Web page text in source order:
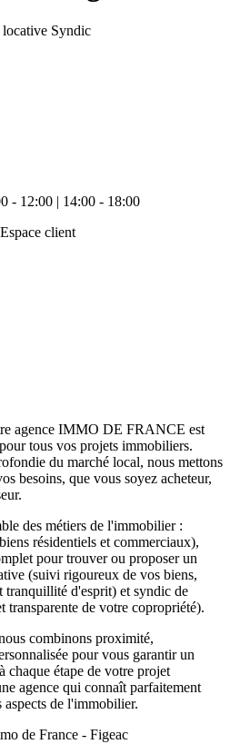
Syndic
- 12:00 | 14:00 - 18:00
Espace client
agence IMMO DE FRANCE est
tous vos projets immobiliers.
du marché local, nous mettons
besoins, que vous soyez acheteur,
des métiers de l'immobilier :
résidentiels et commerciaux),
pour trouver ou proposer un
(suivi rigoureux de vos biens,
tranquillité d'esprit) et syndic de
transparente de votre copropriété).
combinons proximité,
pour vous garantir un
chaque étape de votre projet
agence qui connaît parfaitement
aspects de l'immobilier.
de France - Figeac